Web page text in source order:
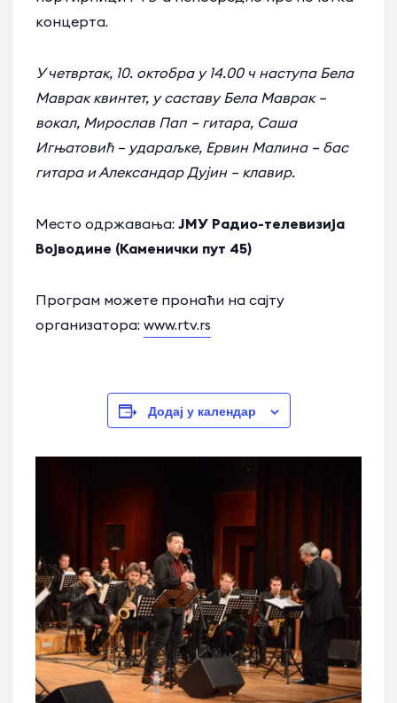
концерта.
У четвртак, 10. октобра у 14.00 ч наступа Бела
Маврак квинтет, у саставу Бела Маврак –
вокал, Мирослав Пап – гитара, Саша
Игњатовић – удараљке, Ервин Малина – бас
гитара и Александар Дујин – клавир.
Место одржавања: ЈМУ Радио-телевизија
Војводине (Каменички пут 45)
Програм можете пронаћи на сајту
организатора: www.rtv.rs
Додај у календар